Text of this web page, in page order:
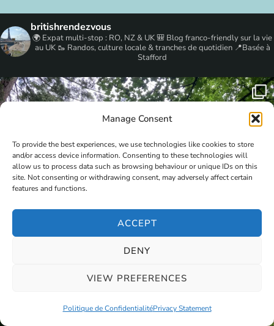
Manage Consent
To provide the best experiences, we use technologies like cookies to store
and/or access device information. Consenting to these technologies will
allow us to process data such as browsing behaviour or unique IDs on this
site. Not consenting or withdrawing consent, may adversely affect certain
features and functions.
ACCEPT
DENY
VIEW PREFERENCES
Politique de ConfidentialitéPrivacy Statement
britishrendezvous
🌍 Expat multi-stop : RO, NZ & UK🎒 Blog franco-friendly sur la vie
au UK🥾 Randos, culture locale & tranches de quotidien📍Basée à
Stafford